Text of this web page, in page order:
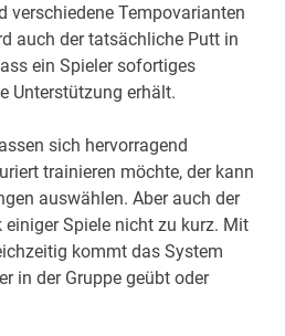
verschiedene Tempovarianten
auch der tatsächliche Putt in
ein Spieler sofortiges
Unterstützung erhält.
sich hervorragend
trainieren möchte, der kann
auswählen. Aber auch der
Spiele nicht zu kurz. Mit
kommt das System
in der Gruppe geübt oder